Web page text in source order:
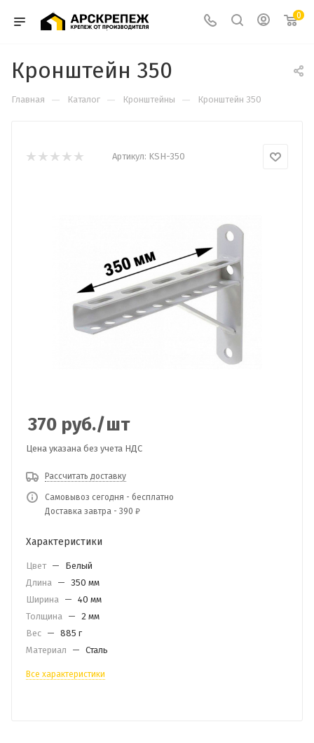
0
Кронштейн 350
Главная — Каталог — Кронштейны — Кронштейн 350
Артикул: KSH-350
370 руб./шт
Цена указана без учета НДС
Рассчитать доставку
Самовывоз сегодня - бесплатно
Доставка завтра - 390 ₽
Характеристики
Цвет —
Белый
Длина — 350 мм
Ширина — 40 мм
Толщина — 2 мм
Вес — 885 г
Материал
— Сталь
Все характеристики